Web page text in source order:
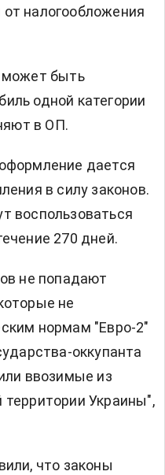
налогообложения
может быть
одной категории
в ОП.
дается
в силу законов.
воспользоваться
270 дней.
не попадают
не
нормам "Евро-2"
оккупанта
ввозимые из
территории Украины",
что законы